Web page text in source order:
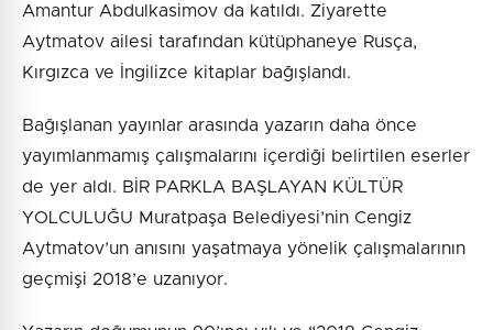
Amantur Abdulkasimov da katıldı. Ziyarette
Aytmatov ailesi tarafından kütüphaneye Rusça,
Kırgızca ve İngilizce kitaplar bağışlandı.
Bağışlanan yayınlar arasında yazarın daha önce
yayımlanmamış çalışmalarını içerdiği belirtilen eserler
de yer aldı. BİR PARKLA BAŞLAYAN KÜLTÜR
YOLCULUĞU Muratpaşa Belediyesi’nin Cengiz
Aytmatov’un anısını yaşatmaya yönelik çalışmalarının
geçmişi 2018’e uzanıyor.